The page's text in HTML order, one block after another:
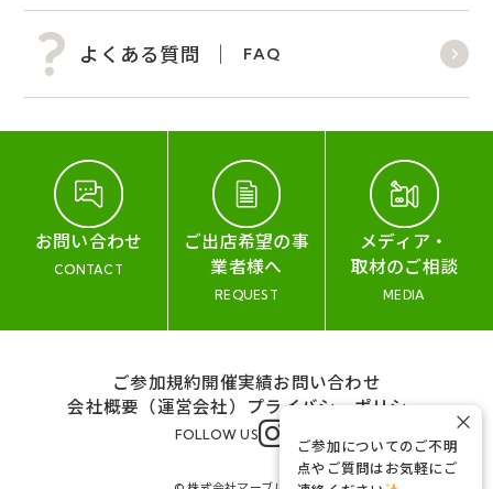
よくある質問 FAQ
お問い合わせ
CONTACT
ご出店希望の事
業者様へ
REQUEST
メディア・
取材のご相談
MEDIA
ご参加規約開催実績お問い合わせ
会社概要（運営会社） プライバシーポリシー
FOLLOW US
ご参加についてのご不明
点やご質問はお気軽にご
×